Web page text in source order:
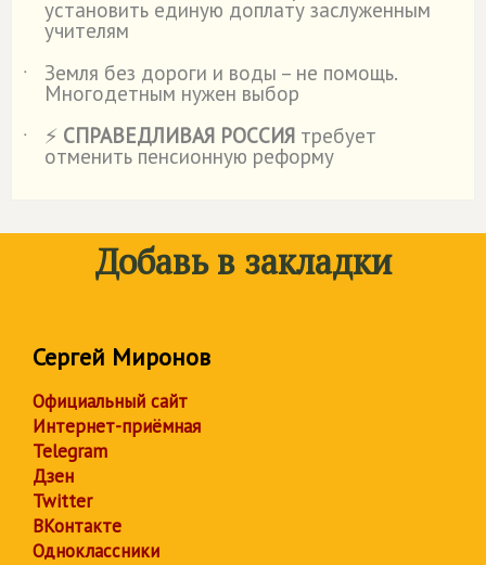
установить единую доплату заслуженным
учителям
˙
Земля без дороги и воды – не помощь.
Многодетным нужен выбор
˙
⚡ СПРАВЕДЛИВАЯ РОССИЯ требует
отменить пенсионную реформу
Добавь в закладки
Сергей Миронов
Официальный сайт
Интернет-приёмная
Telegram
Дзен
Twitter
ВКонтакте
Одноклассники